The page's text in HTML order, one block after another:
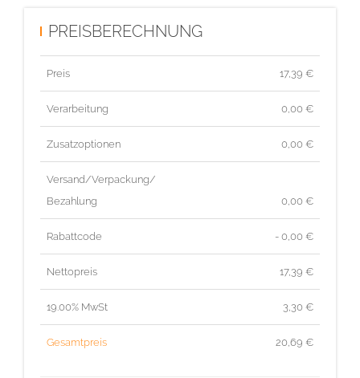
PREISBERECHNUNG
Preis 17,39 €
Verarbeitung 0,00 €
Zusatzoptionen 0,00 €
Versand/Verpackung/
Bezahlung
0,00 €
Rabattcode - 0,00 €
Nettopreis 17,39 €
19.00% MwSt 3,30 €
Gesamtpreis 20,69 €